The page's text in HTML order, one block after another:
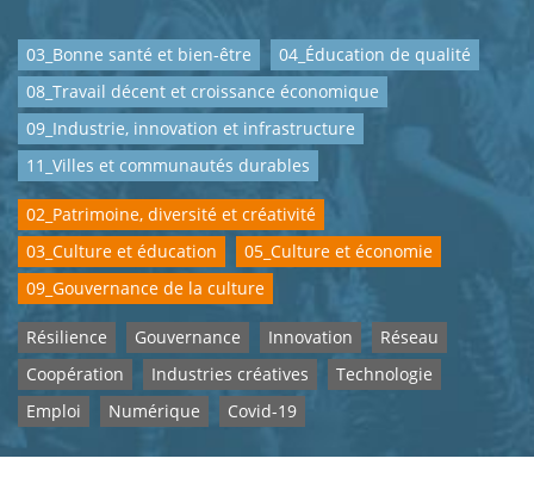
03_Bonne santé et bien-être
04_Éducation de qualité
08_Travail décent et croissance économique
09_Industrie, innovation et infrastructure
11_Villes et communautés durables
02_Patrimoine, diversité et créativité
03_Culture et éducation
05_Culture et économie
09_Gouvernance de la culture
Résilience Gouvernance Innovation
Réseau
Coopération
Industries créatives
Technologie
Emploi
Numérique Covid-19